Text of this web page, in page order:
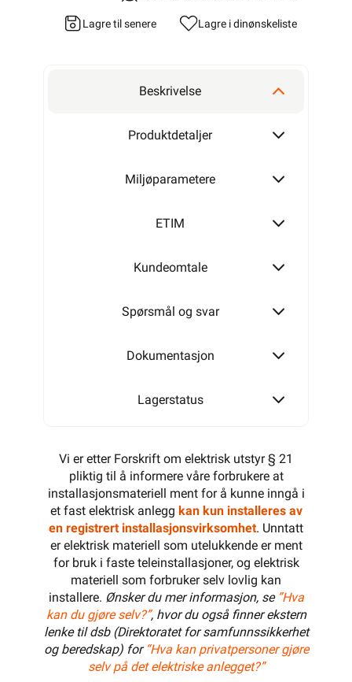
Lagre til senere Lagre i dinønskeliste
Beskrivelse
Produktdetaljer
Miljøparametere
ETIM
Kundeomtale
Spørsmål og svar
Dokumentasjon
Lagerstatus
Vi er etter Forskrift om elektrisk utstyr § 21
pliktig til å informere våre forbrukere at
installasjonsmateriell ment for å kunne inngå i
et fast elektrisk anlegg kan kun installeres av
en registrert installasjonsvirksomhet. Unntatt
er elektrisk materiell som utelukkende er ment
for bruk i faste teleinstallasjoner, og elektrisk
materiell som forbruker selv lovlig kan
installere. Ønsker du mer informasjon, se ”Hva
kan du gjøre selv?”, hvor du også finner ekstern
lenke til dsb (Direktoratet for samfunnssikkerhet
og beredskap) for “Hva kan privatpersoner gjøre
selv på det elektriske anlegget?”